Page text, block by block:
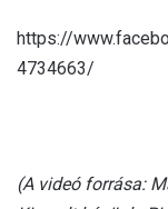
https://
4734663/
(A videó forrása: